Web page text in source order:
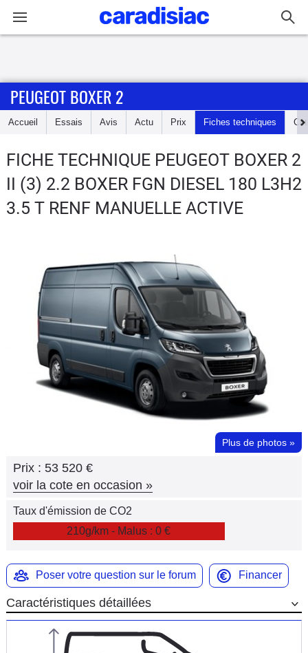
Accueil
Essais
Guide
d'achat
Utilitaires
Flottes
Services
Marques
PEUGEOT BOXER 2
Accueil Essais Avis Actu Prix Fiches techniques
FICHE TECHNIQUE PEUGEOT BOXER 2
II (3) 2.2 BOXER FGN DIESEL 180 L3H2
3.5 T RENF MANUELLE ACTIVE
Plus de photos »
Prix : 53 520 €
voir la cote en occasion »
Taux d'émission de CO2
210g/km - Malus : 0 €
Poser votre question sur le forum Financer
Caractéristiques détaillées